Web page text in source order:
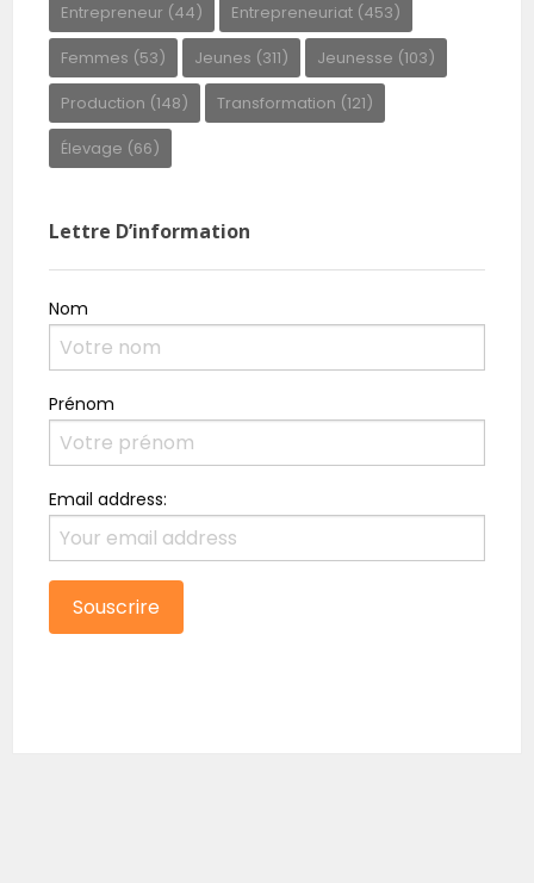
Entrepreneur (44) Entrepreneuriat (453)
Femmes (53) Jeunes (311) Jeunesse (103)
Production (148) Transformation (121)
Élevage (66)
Lettre D’information
Nom
Prénom
Email address: